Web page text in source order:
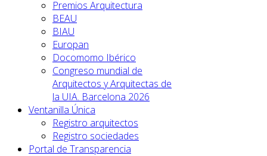
Premios Arquitectura
BEAU
BIAU
Europan
Docomomo Ibérico
Congreso mundial de
Arquitectos y Arquitectas de
la UIA. Barcelona 2026
Ventanilla Única
Registro arquitectos
Registro sociedades
Portal de Transparencia